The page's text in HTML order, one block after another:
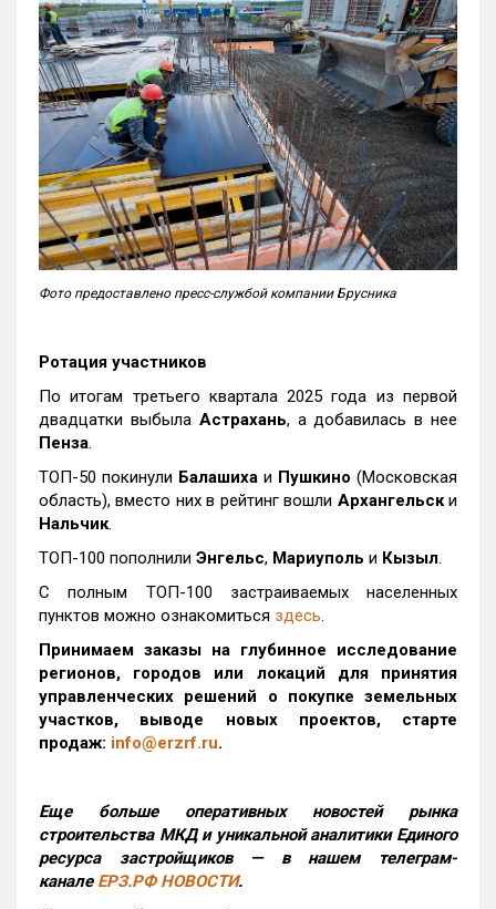
Фото предоставлено пресс-службой компании Брусника
Ротация участников
По итогам третьего квартала 2025 года из первой
двадцатки выбыла Астрахань, а добавилась в нее
Пенза.
ТОП-50 покинули Балашиха и Пушкино (Московская
область), вместо них в рейтинг вошли Архангельски
Нальчик.
ТОП-100 пополнили Энгельс, Мариуполь и Кызыл.
С полным ТОП-100 застраиваемых населенных
пунктов можно ознакомиться здесь.
Принимаем заказы на глубинное исследование
регионов, городов или локаций для принятия
управленческих решений о покупке земельных
участков, выводе новых проектов, старте
продаж: info@erzrf.ru.
Еще больше оперативных новостей рынка
строительства МКД и уникальной аналитики Единого
ресурса застройщиков — в нашем телеграм-
канале ЕРЗ.РФ НОВОСТИ.